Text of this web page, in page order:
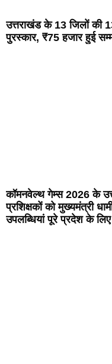
उत्तराखंड के 13 जिलों की
पुरस्कार, ₹75 हजार हुई
कॉमनवेल्थ गेम्स 2026 के
प्रशिक्षकों को मुख्यमंत्री
उपलब्धियां पूरे प्रदेश के